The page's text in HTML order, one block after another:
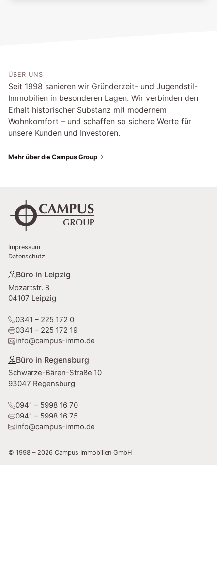
ÜBER UNS
Seit 1998 sanieren wir Gründerzeit- und Jugendstil-
Immobilien in besonderen Lagen. Wir verbinden den
Erhalt historischer Substanz mit modernem
Wohnkomfort – und schaffen so sichere Werte für
unsere Kunden und Investoren.
Mehr über die Campus Group
Impressum
Datenschutz
Büro in Leipzig
Mozartstr. 8
04107 Leipzig
0341 – 225 172 0
0341 – 225 172 19
info@campus-immo.de
Büro in Regensburg
Schwarze-Bären-Straße 10
93047 Regensburg
0941 – 5998 16 70
0941 – 5998 16 75
info@campus-immo.de
© 1998 – 2026 Campus Immobilien GmbH